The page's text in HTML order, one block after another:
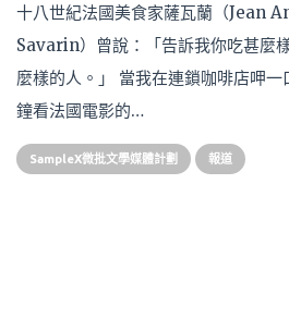
十八世紀法國美食家薩瓦蘭（Jean
Savarin）曾說：「告訴我你吃甚麼
麼樣的人。」 當我在連鎖咖啡店呷
鐘看法國電影的…
SampleX微批文學媒體計劃 報道